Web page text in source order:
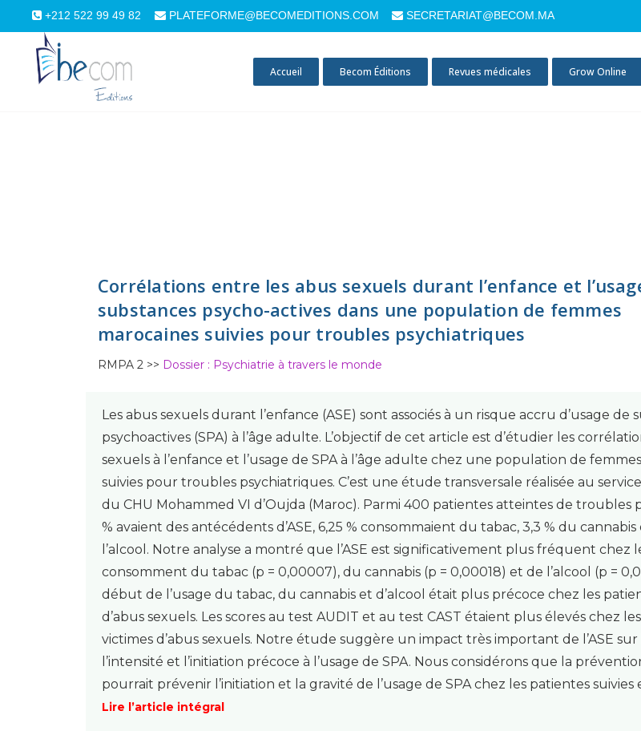
+212 522 99 49 82 PLATEFORME@BECOMEDITIONS.COM SECRETARIAT@BECOM.MA
Accueil Becom Éditions Revues médicales Grow Online
Corrélations entre les abus sexuels durant l’enfance et
substances psycho-actives dans une population de femmes
marocaines suivies pour troubles psychiatriques
RMPA 2 >> Dossier : Psychiatrie à travers le monde
Les abus sexuels durant l’enfance (ASE) sont associés à un risque accru d’usage de
psychoactives (SPA) à l’âge adulte. L’objectif de cet article est d’étudier les
sexuels à l’enfance et l’usage de SPA à l’âge adulte chez une population de
suivies pour troubles psychiatriques. C’est une étude transversale réalisée au
du CHU Mohammed VI d’Oujda (Maroc). Parmi 400 patientes atteintes de troubles
% avaient des antécédents d’ASE, 6,25 % consommaient du tabac, 3,3 % du cannabis
l’alcool. Notre analyse a montré que l’ASE est significativement plus fréquent chez
consomment du tabac (p = 0,00007), du cannabis (p = 0,00018) et de l’alcool (p =
début de l’usage du tabac, du cannabis et d’alcool était plus précoce chez les
d’abus sexuels. Les scores au test AUDIT et au test CAST étaient plus élevés chez
victimes d’abus sexuels. Notre étude suggère un impact très important de l’ASE
l’intensité et l’initiation précoce à l’usage de SPA. Nous considérons que la
pourrait prévenir l’initiation et la gravité de l’usage de SPA chez les patientes suivies
Lire l’article intégral